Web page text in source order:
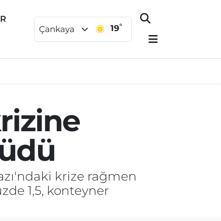
Çankaya 19°
krize rağmen
1,5, konteyner